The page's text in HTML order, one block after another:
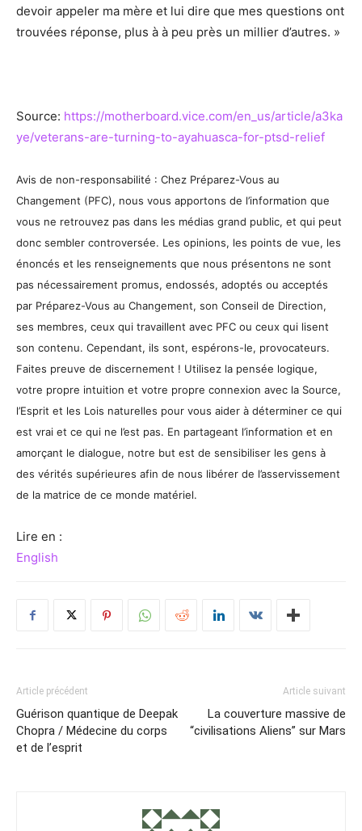
devoir appeler ma mère et lui dire que mes questions ont
trouvées réponse, plus à à peu près un millier d’autres. »
Source: https://motherboard.vice.com/en_us/article/a3ka
ye/veterans-are-turning-to-ayahuasca-for-ptsd-relief
Avis de non-responsabilité : Chez Préparez-Vous au
Changement (PFC), nous vous apportons de l’information que
vous ne retrouvez pas dans les médias grand public, et qui peut
donc sembler controversée. Les opinions, les points de vue, les
énoncés et les renseignements que nous présentons ne sont
pas nécessairement promus, endossés, adoptés ou acceptés
par Préparez-Vous au Changement, son Conseil de Direction,
ses membres, ceux qui travaillent avec PFC ou ceux qui lisent
son contenu. Cependant, ils sont, espérons-le, provocateurs.
Faites preuve de discernement ! Utilisez la pensée logique,
votre propre intuition et votre propre connexion avec la Source,
l’Esprit et les Lois naturelles pour vous aider à déterminer ce qui
est vrai et ce qui ne l’est pas. En partageant l’information et en
amorçant le dialogue, notre but est de sensibiliser les gens à
des vérités supérieures afin de nous libérer de l’asservissement
de la matrice de ce monde matériel.
Lire en :
English
Article précédent
Guérison quantique de Deepak
Chopra / Médecine du corps
et de l’esprit
Article suivant
La couverture massive de
“civilisations Aliens” sur Mars